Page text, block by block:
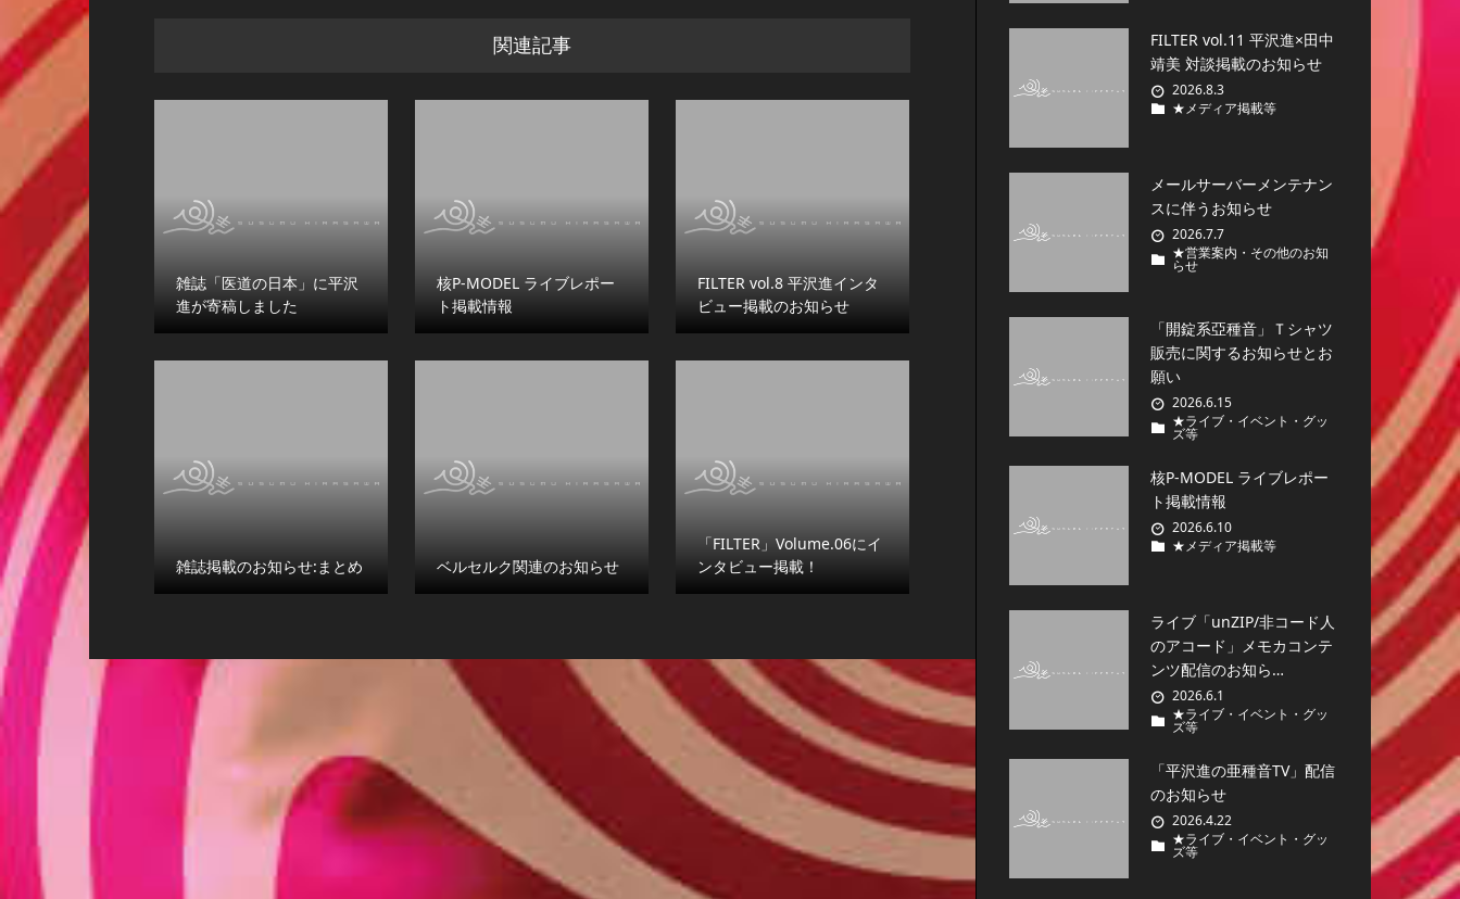
関連記事
雑誌「医道の日本」に平沢
進が寄稿しました
核P-MODEL ライブレポー
ト掲載情報
FILTER vol.8 平沢進インタ
ビュー掲載のお知らせ
雑誌掲載のお知らせ:まとめ ベルセルク関連のお知らせ
「FILTER」Volume.06にイ
ンタビュー掲載！
FILTER vol.11 平沢進×田中
靖美 対談掲載のお知らせ
2026.8.3
★メディア掲載等
メールサーバーメンテナン
スに伴うお知らせ
2026.7.7
★営業案内・その他のお知
らせ
「開錠系亞種音」Ｔシャツ
販売に関するお知らせとお
願い
2026.6.15
★ライブ・イベント・グッ
ズ等
核P-MODEL ライブレポー
ト掲載情報
2026.6.10
★メディア掲載等
ライブ「unZIP/非コード人
のアコード」メモカコンテ
ンツ配信のお知ら…
2026.6.1
★ライブ・イベント・グッ
ズ等
「平沢進の亜種音TV」配信
のお知らせ
2026.4.22
★ライブ・イベント・グッ
ズ等